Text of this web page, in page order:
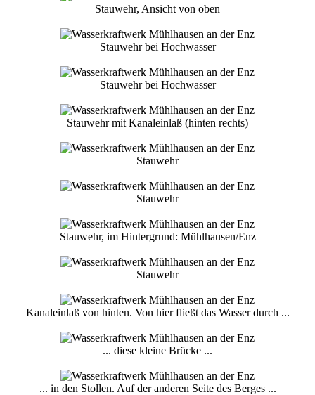
Stauwehr, Ansicht von oben
Stauwehr bei Hochwasser
Stauwehr bei Hochwasser
Stauwehr mit Kanaleinlaß (hinten rechts)
Stauwehr
Stauwehr
Stauwehr, im Hintergrund: Mühlhausen/Enz
Stauwehr
Kanaleinlaß von hinten. Von hier fließt das Wasser durch ...
... diese kleine Brücke ...
... in den Stollen. Auf der anderen Seite des Berges ...